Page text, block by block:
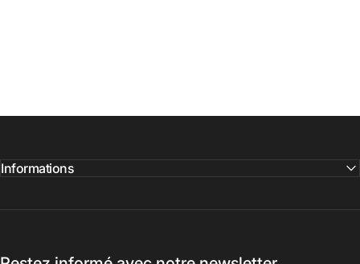
Informations